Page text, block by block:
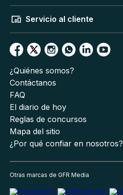
Servicio al cliente
¿Quiénes somos?
Contáctanos
FAQ
El diario de hoy
Reglas de concursos
Mapa del sitio
¿Por qué confiar en nosotros?
Otras marcas de GFR Media